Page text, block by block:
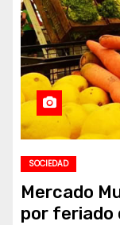
SOCIEDAD
Mercado
por feriado